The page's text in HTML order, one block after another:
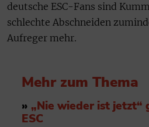
deutsche ESC-Fans sind
schlechte Abschneiden
Aufreger mehr.
Mehr zum Thema
» „Nie wieder ist jetzt“
ESC